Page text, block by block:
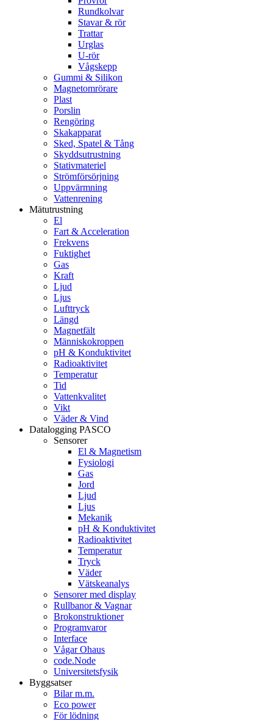
Rundkolvar
Stavar & rör
Trattar
Urglas
U-rör
Vågskepp
Gummi & Silikon
Magnetomrörare
Plast
Porslin
Rengöring
Skakapparat
Sked, Spatel & Tång
Skyddsutrustning
Stativmateriel
Strömförsörjning
Uppvärmning
Vattenrening
Mätutrustning
El
Fart & Acceleration
Frekvens
Fuktighet
Gas
Kraft
Ljud
Ljus
Lufttryck
Längd
Magnetfält
Människokroppen
pH & Konduktivitet
Radioaktivitet
Temperatur
Tid
Vattenkvalitet
Vikt
Väder & Vind
Datalogging PASCO
Sensorer
El & Magnetism
Fysiologi
Gas
Jord
Ljud
Ljus
Mekanik
pH & Konduktivitet
Radioaktivitet
Temperatur
Tryck
Väder
Vätskeanalys
Sensorer med display
Rullbanor & Vagnar
Brokonstruktioner
Programvaror
Interface
Vågar Ohaus
code.Node
Universitetsfysik
Byggsatser
Bilar m.m.
Eco power
För lödning